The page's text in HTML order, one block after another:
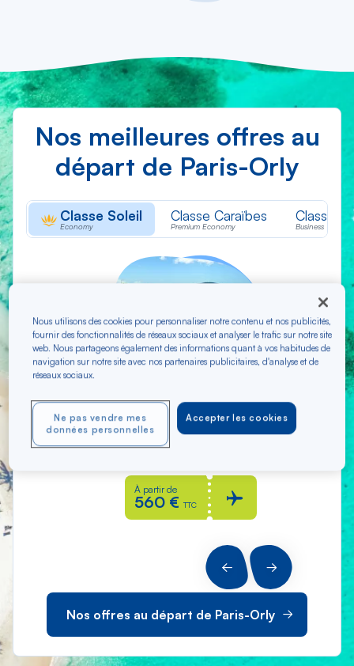
Nos meilleures offres au
départ de Paris-Orly
Classe Soleil
Economy
Classe Caraïbes
Premium Economy
Classe
Business
Pointe-à-Pitre
À partir de
560 € TTC
PRÉCÉDENT
SUIVANT
Nos offres au départ de Paris-Orly
Nous utilisons des cookies pour personnaliser notre contenu et nos publicités,
fournir des fonctionnalités de réseaux sociaux et analyser le trafic sur notre site
web. Nous partageons également des informations quant à vos habitudes de
navigation sur notre site avec nos partenaires publicitaires, d'analyse et de
réseaux sociaux.
Accepter les cookies
Ne pas vendre mes
données personnelles